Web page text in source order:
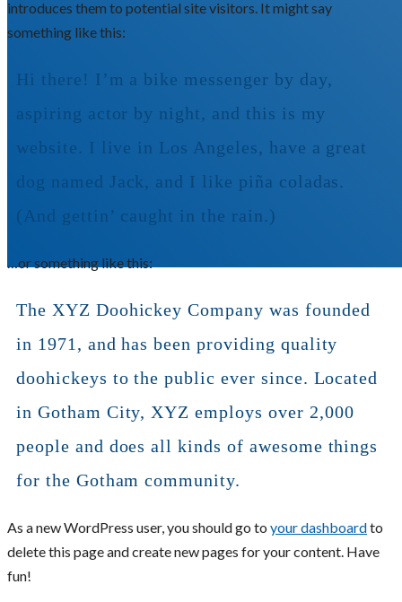
introduces them to potential site visitors. It might say
something like this:
Hi there! I’m a bike messenger by day,
aspiring actor by night, and this is my
website. I live in Los Angeles, have a great
dog named Jack, and I like piña coladas.
(And gettin’ caught in the rain.)
…or something like this:
The XYZ Doohickey Company was founded
in 1971, and has been providing quality
doohickeys to the public ever since. Located
in Gotham City, XYZ employs over 2,000
people and does all kinds of awesome things
for the Gotham community.
As a new WordPress user, you should go to your dashboardto
delete this page and create new pages for your content. Have
fun!